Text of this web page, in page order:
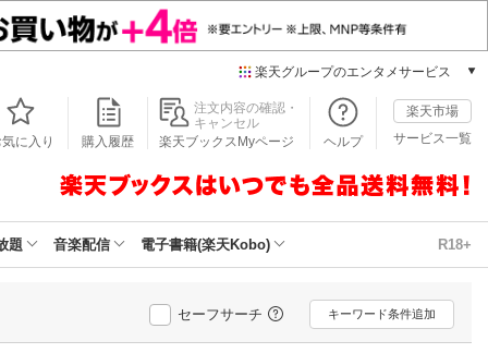
楽天グループのエンタメサービス
本/ゲーム/CD/DVD
楽天ブックス
楽天Kobo
動画配信
楽天TV
気に入り 購入履歴
注文内容の確認・
キャンセル
楽天ブックスMyページ
ヘルプ
楽天市場
サービス一覧
題 音楽配信 電子書籍(楽天Kobo) R18+
セーフサーチ キーワード条件追加